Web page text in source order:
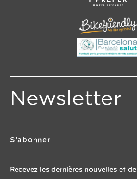
Newsletter
S'abonner
Recevez les dernières nouvelles et